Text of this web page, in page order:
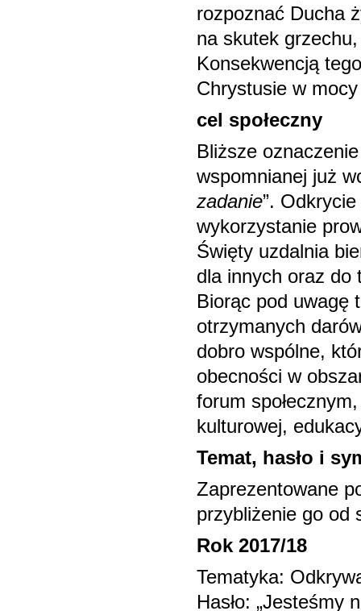
rozpoznać Ducha
na skutek
Konsekwencją
Chrystusie w
cel społeczny
Bliższe
wspomnianej już
zadanie”.
wykorzystanie
Święty uzdalnia
dla innych oraz do
Biorąc pod uwagę
otrzymanych
dobro wspólne,
obecności w
forum
kulturowej,
Temat, hasło i
Zaprezentowane
przybliżenie go od
Rok 2017/18
Tematyka:
Hasło: „Jesteśmy